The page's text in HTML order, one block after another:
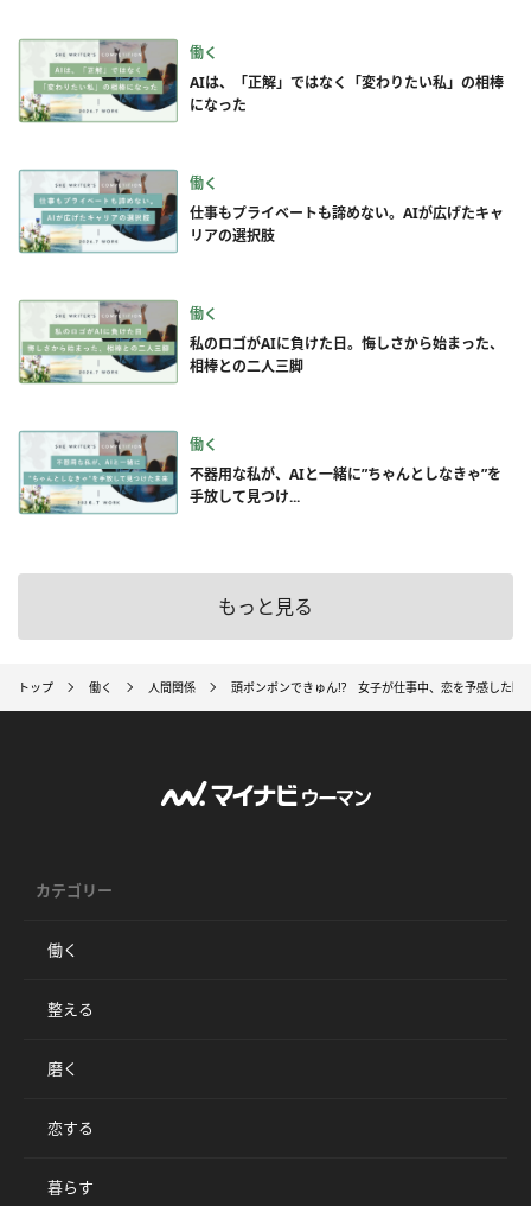
働く
AIは、「正解」ではなく「変わりたい私」の相棒
になった
働く
仕事もプライベートも諦めない。AIが広げたキャ
リアの選択肢
働く
私のロゴがAIに負けた日。悔しさから始まった、
相棒との二人三脚
働く
不器用な私が、AIと一緒に”ちゃんとしなきゃ”を
手放して見つけ...
もっと見る
トップ 働く 人間関係 頭ポンポンできゅん!? 女子が仕事中、恋を予感した瞬
カテゴリー
働く
整える
磨く
恋する
暮らす